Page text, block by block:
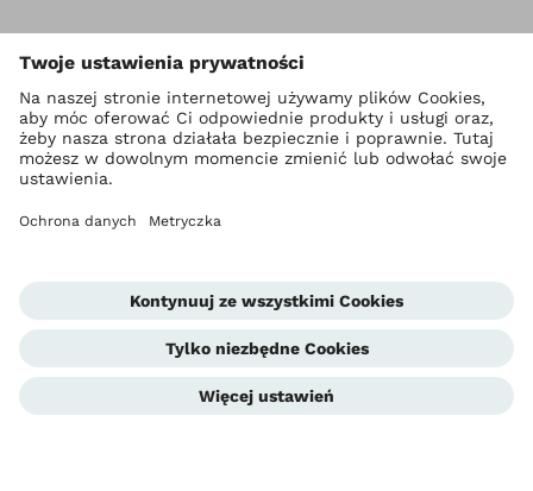
Ottobock Na całym świecie
Prawa autorskie Ottobock
Ustawienia prywatności
Warunki korzystania ze strony internetowej
Metryczka
Compliance
Jednostka informowania o nieprawidłowościach